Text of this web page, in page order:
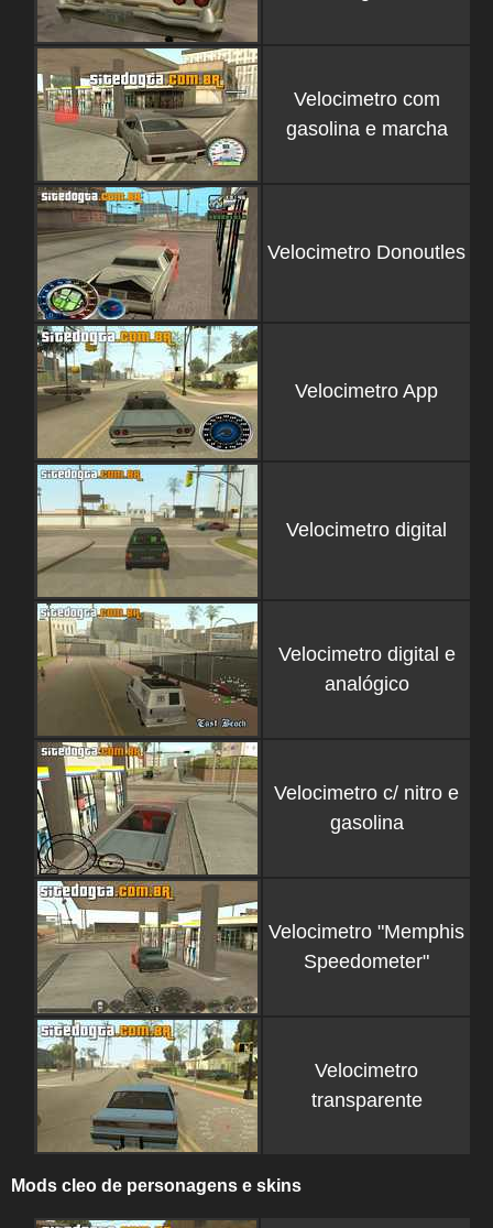
Velocimetro com
gasolina e marcha
Velocimetro Donoutles
Velocimetro App
Velocimetro digital
Velocimetro digital e
analógico
Velocimetro c/ nitro e
gasolina
Velocimetro "Memphis
Speedometer"
Velocimetro
transparente
Mods cleo de personagens e skins